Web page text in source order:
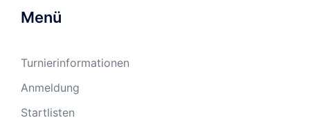
Menü
Turnierinformationen
Anmeldung
Startlisten